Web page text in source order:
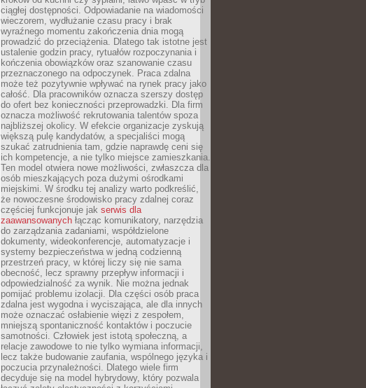
ciągłej dostępności. Odpowiadanie na wiadomości
wieczorem, wydłużanie czasu pracy i brak
wyraźnego momentu zakończenia dnia mogą
prowadzić do przeciążenia. Dlatego tak istotne jest
ustalenie godzin pracy, rytuałów rozpoczynania i
kończenia obowiązków oraz szanowanie czasu
przeznaczonego na odpoczynek. Praca zdalna
może też pozytywnie wpływać na rynek pracy jako
całość. Dla pracowników oznacza szerszy dostęp
do ofert bez konieczności przeprowadzki. Dla firm
oznacza możliwość rekrutowania talentów spoza
najbliższej okolicy. W efekcie organizacje zyskują
większą pulę kandydatów, a specjaliści mogą
szukać zatrudnienia tam, gdzie naprawdę ceni się
ich kompetencje, a nie tylko miejsce zamieszkania.
Ten model otwiera nowe możliwości, zwłaszcza dla
osób mieszkających poza dużymi ośrodkami
miejskimi. W środku tej analizy warto podkreślić,
że nowoczesne środowisko pracy zdalnej coraz
częściej funkcjonuje jak serwis dla
zaawansowanych łącząc komunikatory, narzędzia
do zarządzania zadaniami, współdzielone
dokumenty, wideokonferencje, automatyzacje i
systemy bezpieczeństwa w jedną codzienną
przestrzeń pracy, w której liczy się nie sama
obecność, lecz sprawny przepływ informacji i
odpowiedzialność za wynik. Nie można jednak
pomijać problemu izolacji. Dla części osób praca
zdalna jest wygodna i wyciszająca, ale dla innych
może oznaczać osłabienie więzi z zespołem,
mniejszą spontaniczność kontaktów i poczucie
samotności. Człowiek jest istotą społeczną, a
relacje zawodowe to nie tylko wymiana informacji,
lecz także budowanie zaufania, wspólnego języka i
poczucia przynależności. Dlatego wiele firm
decyduje się na model hybrydowy, który pozwala